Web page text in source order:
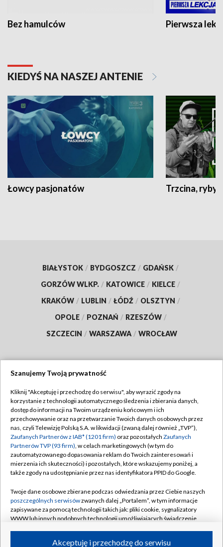
Bez hamulców Pierwsza
KIEDYŚ NA NASZEJ ANTENIE
Łowcy pasjonatów Trzcina, ryby
BIAŁYSTOK / BYDGOSZCZ / GDAŃSK /
GORZÓW WLKP. / KATOWICE / KIELCE /
KRAKÓW / LUBLIN / ŁÓDŹ / OLSZTYN /
OPOLE / POZNAŃ / RZESZÓW /
SZCZECIN / WARSZAWA / WROCŁAW
TVP
Abonament TVP
Emisja w TVP
Centrum informacji TVP
Naziemna Telewizja Cyfrowa
Rada Programowa
System NOS
Informacje o nadawcy
Regulamin TVP
Polityka prywatności
Moje zgody
Pomoc
Kontakt
Kanały
Szanujemy Twoją prywatność
Kliknij "Akceptuję i przechodzę do serwisu", aby wyrazić zgody na
korzystanie z technologii automatycznego śledzenia i zbierania danych,
dostęp do informacji na Twoim urządzeniu końcowym i ich
przechowywanie oraz na przetwarzanie Twoich danych osobowych przez
nas, czyli Telewizję Polską S.A. w likwidacji (zwaną dalej również „TVP”),
Zaufanych Partnerów z IAB* (1201 firm) oraz pozostałych Zaufanych
Partnerów TVP (93 firm), w celach marketingowych (w tym do
zautomatyzowanego dopasowania reklam do Twoich zainteresowań i
mierzenia ich skuteczności) i pozostałych, które wskazujemy poniżej, a
także zgody na udostępnianie przez nas identyfikatora PPID do Google.
Twoje dane osobowe zbierane podczas odwiedzania przez Ciebie naszych
poszczególnych serwisówzwanych dalej „Portalem”, w tym informacje
zapisywane za pomocą technologii takich jak: pliki cookie, sygnalizatory
WWW lub innych podobnych technologii umożliwiających świadczenie
ruchu w Internecie.Akceptuję i przechodzę do serwisu